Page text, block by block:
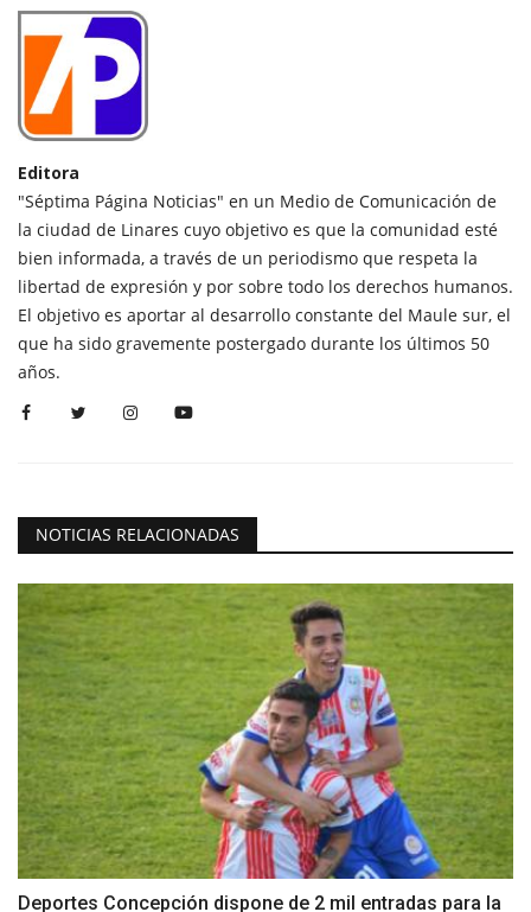
Editora
"Séptima Página Noticias" en un Medio de Comunicación de
la ciudad de Linares cuyo objetivo es que la comunidad esté
bien informada, a través de un periodismo que respeta la
libertad de expresión y por sobre todo los derechos humanos.
El objetivo es aportar al desarrollo constante del Maule sur, el
que ha sido gravemente postergado durante los últimos 50
años.
NOTICIAS RELACIONADAS
Deportes Concepción dispone de 2 mil entradas para la